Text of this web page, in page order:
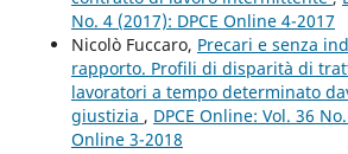
No. 4 (2017): DPCE Online 4-2017
Nicolò Fuccaro, Precari e senza
rapporto. Profili di disparità di
lavoratori a tempo determinato
giustizia , DPCE Online: Vol. 36
Online 3-2018